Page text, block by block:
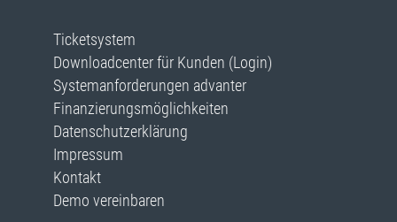
Ticketsystem
Downloadcenter für Kunden (Login)
Systemanforderungen advanter
Finanzierungsmöglichkeiten
Datenschutzerklärung
Impressum
Kontakt
Demo vereinbaren